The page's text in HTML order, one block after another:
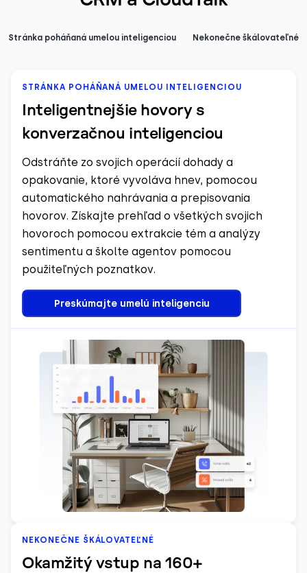
Stránka poháňaná umelou inteligenciou Nekonečne škálovateľné
STRÁNKA POHÁŇANÁ UMELOU INTELIGENCIOU
Inteligentnejšie hovory s
konverzačnou inteligenciou
Odstráňte zo svojich operácií dohady a
opakovanie, ktoré vyvoláva hnev, pomocou
automatického nahrávania a prepisovania
hovorov. Získajte prehľad o všetkých svojich
hovoroch pomocou extrakcie tém a analýzy
sentimentu a školte agentov pomocou
použiteľných poznatkov.
Preskúmajte umelú inteligenciu
NEKONEČNE ŠKÁLOVATEĽNÉ
Okamžitý vstup na 160+